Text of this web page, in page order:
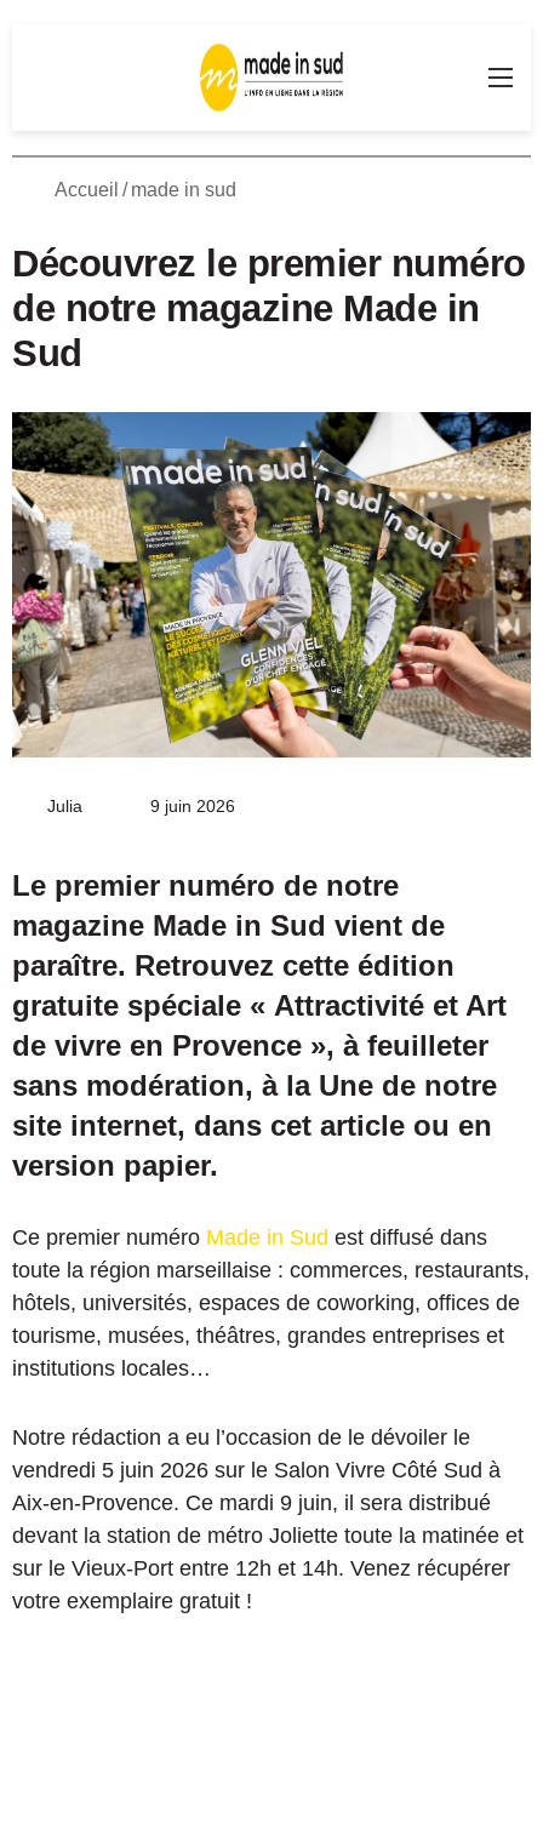
Accueil / made in sud
Découvrez le premier numéro
de notre magazine Made in
Sud
Julia
Envoyer9 juin 2026
Le premier numéro de notre
magazine Made in Sud vient de
paraître. Retrouvez cette édition
gratuite spéciale « Attractivité et Art
de vivre en Provence », à feuilleter
sans modération, à la Une de notre
site internet, dans cet article ou en
version papier.
Ce premier numéro Made in Sud est diffusé dans
toute la région marseillaise : commerces, restaurants,
hôtels, universités, espaces de coworking, offices de
tourisme, musées, théâtres, grandes entreprises et
institutions locales…
Notre rédaction a eu l’occasion de le dévoiler le
vendredi 5 juin 2026 sur le Salon Vivre Côté Sud à
Aix-en-Provence. Ce mardi 9 juin, il sera distribué
devant la station de métro Joliette toute la matinée et
sur le Vieux-Port entre 12h et 14h. Venez récupérer
votre exemplaire gratuit !